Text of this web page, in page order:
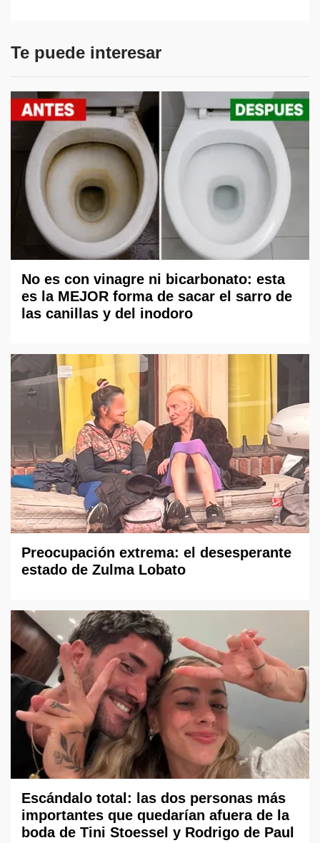
Te puede interesar
No es con vinagre ni bicarbonato: esta
es la MEJOR forma de sacar el sarro de
las canillas y del inodoro
Preocupación extrema: el desesperante
estado de Zulma Lobato
Escándalo total: las dos personas más
importantes que quedarían afuera de la
boda de Tini Stoessel y Rodrigo de Paul